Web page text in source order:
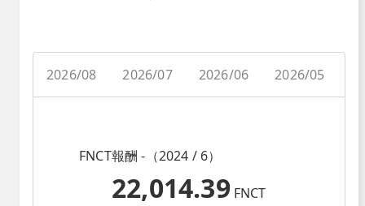
2026/08 2026/07 2026/06 2026/05
FNCT報酬 -（2024 / 6）
22,014.39 FNCT